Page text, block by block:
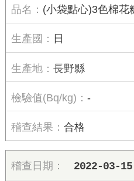
(小袋點心)3色棉花
日
長野縣
-
合格
2022-03-15